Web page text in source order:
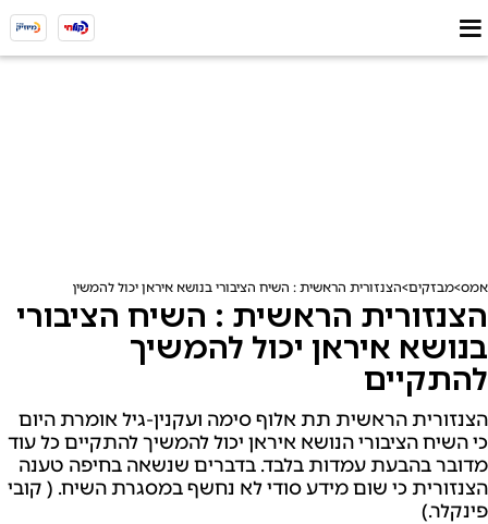
אמס מבזקים הצנזורית הראשית : השיח הציבורי בנושא איראן יכול להמשיך להתקיים
הצנזורית הראשית : השיח הציבורי
בנושא איראן יכול להמשיך
להתקיים
הצנזורית הראשית תת אלוף סימה ועקנין-גיל אומרת היום
כי השיח הציבורי הנושא איראן יכול להמשיך להתקיים כל עוד
מדובר בהבעת עמדות בלבד. בדברים שנשאה בחיפה טענה
הצנזורית כי שום מידע סודי לא נחשף במסגרת השיח. ( קובי
פינקלר.)